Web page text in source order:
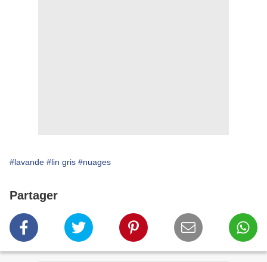
#lavande #lin gris #nuages
Partager